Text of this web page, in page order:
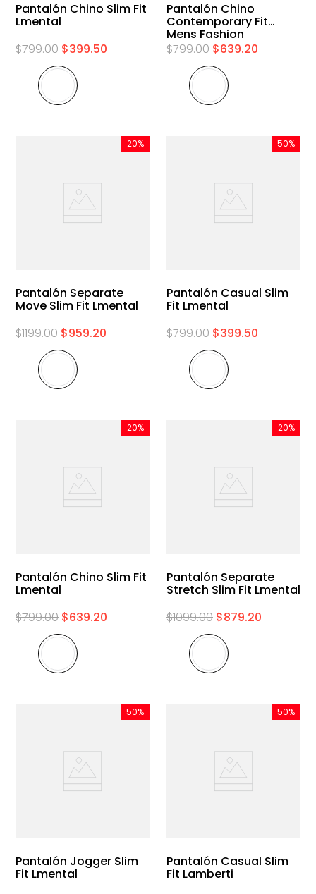
Pantalón Chino Slim Fit
Lmental
$799.00 $399.50
Pantalón Chino
Contemporary Fit
Mens Fashion
$799.00 $639.20
20%
Pantalón Separate
Move Slim Fit Lmental
$1199.00 $959.20
50%
Pantalón Casual Slim
Fit Lmental
$799.00 $399.50
20%
Pantalón Chino Slim Fit
Lmental
$799.00 $639.20
20%
Pantalón Separate
Stretch Slim Fit Lmental
$1099.00 $879.20
50%
Pantalón Jogger Slim
Fit Lmental
50%
Pantalón Casual Slim
Fit Lamberti